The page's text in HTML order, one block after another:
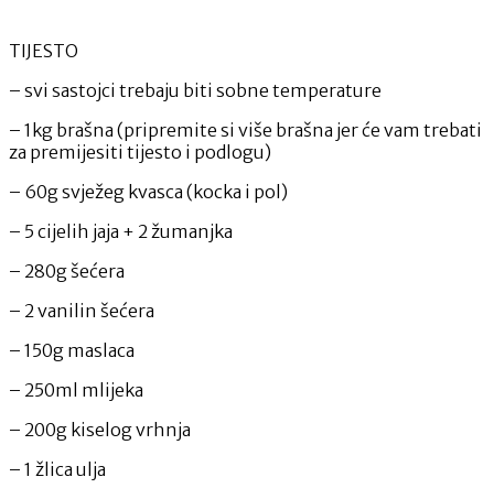
TIJESTO
– svi sastojci trebaju biti sobne temperature
– 1kg brašna (pripremite si više brašna jer će vam trebati
za premijesiti tijesto i podlogu)
– 60g svježeg kvasca (kocka i pol)
– 5 cijelih jaja + 2 žumanjka
– 280g šećera
– 2 vanilin šećera
– 150g maslaca
– 250ml mlijeka
– 200g kiselog vrhnja
– 1 žlica ulja